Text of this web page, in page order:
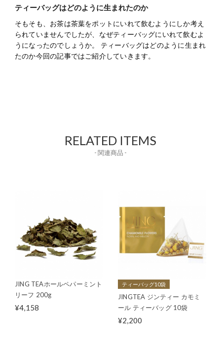
ティーバッグはどのように生まれたのか
そもそも、お茶は茶葉をポットにいれて飲むようにしか考え
られていませんでしたが、なぜティーバッグにいれて飲むよ
うになったのでしょうか。 ティーバッグはどのように生まれ
たのか今回の記事ではご紹介していきます。
RELATED ITEMS
- 関連商品 -
JING TEAホールペパーミント
リーフ 200g
¥4,158
ティーバッグ10袋
JINGTEA ジンティー カモミ
ール ティーバッグ 10袋
¥2,200